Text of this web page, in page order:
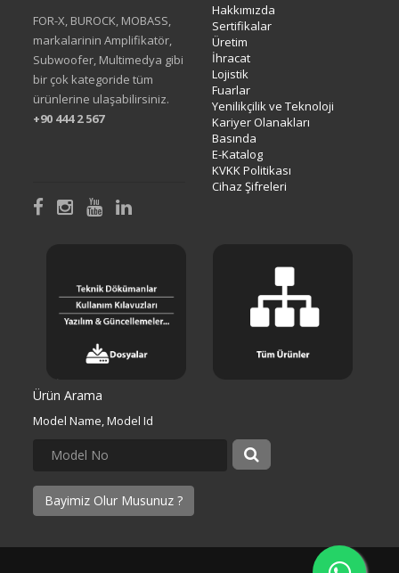
FOR-X, BUROCK, MOBASS,
markalarinin Amplifikatör,
Subwoofer, Multimedya gibi
bir çok kategoride tüm
ürünlerine ulaşabilirsiniz.
+90 444 2 567
Hakkımızda
Sertifikalar
Üretim
İhracat
Lojistik
Fuarlar
Yenilikçilik ve Teknoloji
Kariyer Olanakları
Basında
E-Katalog
KVKK Politikası
Cihaz Şifreleri
Ürün Arama
Model Name, Model Id
Bayimiz Olur Musunuz ?